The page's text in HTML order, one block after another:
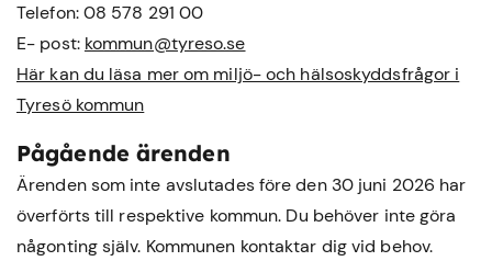
Telefon: 08 578 291 00
E- post: kommun@tyreso.se
Här kan du läsa mer om miljö- och hälsoskyddsfrågor i
Tyresö kommun
Pågående ärenden
Ärenden som inte avslutades före den 30 juni 2026 har
överförts till respektive kommun. Du behöver inte göra
någonting själv. Kommunen kontaktar dig vid behov.